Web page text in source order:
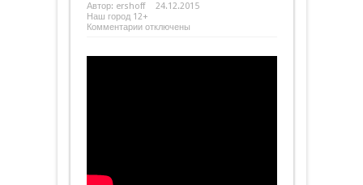
Автор: ershoff
24.12.2015
Наш город 12+
Комментариик
без
отключены